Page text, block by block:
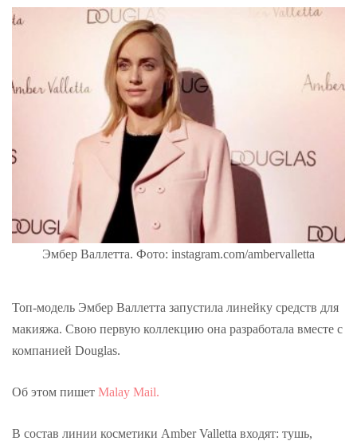
Эмбер Валлетта. Фото: instagram.com/ambervalletta
Топ-модель Эмбер Валлетта запустила линейку средств для
макияжа. Свою первую коллекцию она разработала вместе с
компанией Douglas.
Об этом пишет Malay Mail.
В состав линии косметики Amber Valletta входят: тушь,